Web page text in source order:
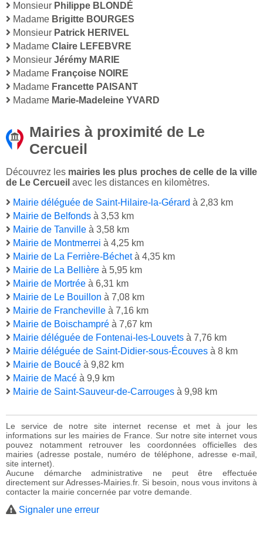
Monsieur Philippe BLONDÉ
Madame Brigitte BOURGES
Monsieur Patrick HERIVEL
Madame Claire LEFEBVRE
Monsieur Jérémy MARIE
Madame Françoise NOIRE
Madame Francette PAISANT
Madame Marie-Madeleine YVARD
Mairies à proximité de Le
Cercueil
Découvrez les mairies les plus proches de celle de la ville
de Le Cercueil avec les distances en kilomètres.
Mairie déléguée de Saint-Hilaire-la-Gérard à 2,83 km
Mairie de Belfonds à 3,53 km
Mairie de Tanville à 3,58 km
Mairie de Montmerrei à 4,25 km
Mairie de La Ferrière-Béchetà 4,35 km
Mairie de La Bellière à 5,95 km
Mairie de Mortrée à 6,31 km
Mairie de Le Bouillon à 7,08 km
Mairie de Francheville à 7,16 km
Mairie de Boischampré à 7,67 km
Mairie déléguée de Fontenai-les-Louvets à 7,76 km
Mairie déléguée de Saint-Didier-sous-Écouves à 8 km
Mairie de Boucé à 9,82 km
Mairie de Macé à 9,9 km
Mairie de Saint-Sauveur-de-Carrouges à 9,98 km
Le service de notre site internet recense et met à jour les
informations sur les mairies de France. Sur notre site internet vous
pouvez notamment retrouver les coordonnées officielles des
mairies (adresse postale, numéro de téléphone, adresse e-mail,
site internet).
Aucune démarche administrative ne peut être effectuée
directement sur Adresses-Mairies.fr. Si besoin, nous vous invitons à
contacter la mairie concernée par votre demande.
Signaler une erreur